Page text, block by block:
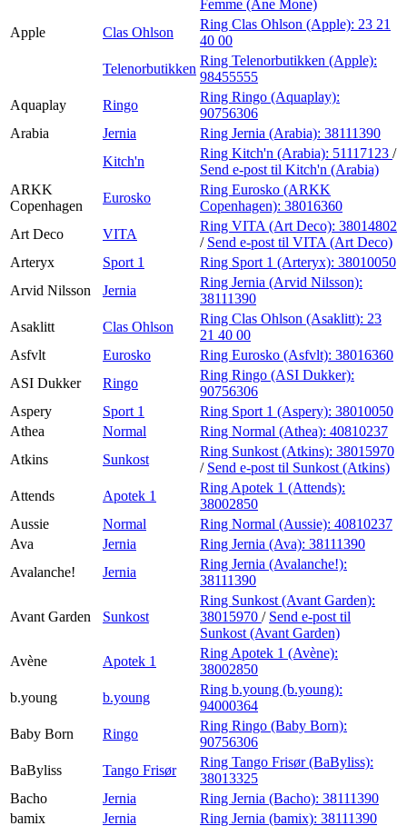
Femme (Ane Mone)
Apple
Clas Ohlson
Ring Clas Ohlson (Apple): 23 21
40 00
Telenorbutikken
Ring Telenorbutikken (Apple):
98455555
Aquaplay
Ringo
Ring Ringo (Aquaplay):
90756306
Arabia
Jernia Ring Jernia (Arabia): 38111390
Kitch'n
Ring Kitch'n (Arabia): 51117123 /
Send e-post til Kitch'n (Arabia)
ARKK
Copenhagen
Eurosko
Ring Eurosko (ARKK
Copenhagen): 38016360
Art Deco
VITA
Ring VITA (Art Deco): 38014802
/ Send e-post til VITA (Art Deco)
Arteryx
Sport 1 Ring Sport 1 (Arteryx): 38010050
Arvid Nilsson
Jernia
Ring Jernia (Arvid Nilsson):
38111390
Asaklitt
Clas Ohlson
Ring Clas Ohlson (Asaklitt): 23
21 40 00
Asfvlt
Eurosko Ring Eurosko (Asfvlt): 38016360
ASI Dukker
Ringo
Ring Ringo (ASI Dukker):
90756306
Aspery
Sport 1 Ring Sport 1 (Aspery): 38010050
Athea
Normal Ring Normal (Athea): 40810237
Atkins
Sunkost
Ring Sunkost (Atkins): 38015970
/ Send e-post til Sunkost (Atkins)
Attends
Apotek 1
Ring Apotek 1 (Attends):
38002850
Aussie
Normal Ring Normal (Aussie): 40810237
Ava
Jernia Ring Jernia (Ava): 38111390
Avalanche!
Jernia
Ring Jernia (Avalanche!):
38111390
Avant Garden Sunkost
Ring Sunkost (Avant Garden):
38015970 / Send e-post til
Sunkost (Avant Garden)
Avène
Apotek 1
Ring Apotek 1 (Avène):
38002850
b.young
b.young
Ring b.young (b.young):
94000364
Baby Born
Ringo
Ring Ringo (Baby Born):
90756306
BaByliss
Tango Frisør
Ring Tango Frisør (BaByliss):
38013325
Bacho
Jernia Ring Jernia (Bacho): 38111390
bamix
Jernia Ring Jernia (bamix): 38111390